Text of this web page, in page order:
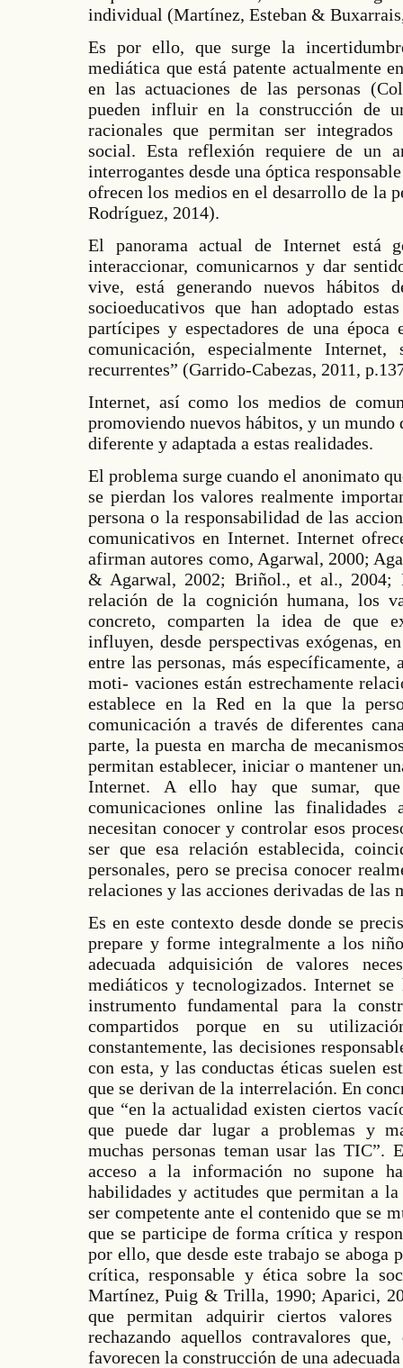
individual (Martínez, Esteban &
Es por ello, que surge la
mediática que está patente actualmente
en las actuaciones de las personas
pueden influir en la construcción de
racionales que permitan ser
social. Esta reflexión requiere de un
interrogantes desde una óptica
ofrecen los medios en el desarrollo de la
Rodríguez, 2014).
El panorama actual de Internet está
interaccionar, comunicarnos y dar
vive, está generando nuevos hábitos
socioeducativos que han adoptado
partícipes y espectadores de una época
comunicación, especialmente
recurrentes” (Garrido-Cabezas, 2011,
Internet, así como los medios de
promoviendo nuevos hábitos, y un mundo
diferente y adaptada a estas realidades.
El problema surge cuando el anonimato
se pierdan los valores realmente
persona o la responsabilidad de las
comunicativos en Internet. Internet
afirman autores como, Agarwal, 2000;
& Agarwal, 2002; Briñol., et al., 2004;
relación de la cognición humana, los
concreto, comparten la idea de que
influyen, desde perspectivas exógenas,
entre las personas, más
moti- vaciones están estrechamente
establece en la Red en la que la
comunicación a través de diferentes
parte, la puesta en marcha de
permitan establecer, iniciar o mantener
Internet. A ello hay que sumar,
comunicaciones online las finalidades
necesitan conocer y controlar esos
ser que esa relación establecida,
personales, pero se precisa conocer
relaciones y las acciones derivadas de las
Es en este contexto desde donde se
prepare y forme integralmente a los
adecuada adquisición de valores
mediáticos y tecnologizados. Internet
instrumento fundamental para la
compartidos porque en su
constantemente, las decisiones
con esta, y las conductas éticas suelen
que se derivan de la interrelación. En
que “en la actualidad existen ciertos
que puede dar lugar a problemas y
muchas personas teman usar las TIC”.
acceso a la información no supone
habilidades y actitudes que permitan a
ser competente ante el contenido que se
que se participe de forma crítica y
por ello, que desde este trabajo se aboga
crítica, responsable y ética sobre la
Martínez, Puig & Trilla, 1990; Aparici,
que permitan adquirir ciertos valores
rechazando aquellos contravalores
favorecen la construcción de una